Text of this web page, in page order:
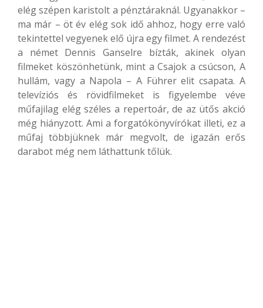
elég szépen karistolt a pénztáraknál. Ugyanakkor –
ma már – öt év elég sok idő ahhoz, hogy erre való
tekintettel vegyenek elő újra egy filmet. A rendezést
a német Dennis Ganselre bízták, akinek olyan
filmeket köszönhetünk, mint a Csajok a csúcson, A
hullám, vagy a Napola – A Führer elit csapata. A
televíziós és rövidfilmeket is figyelembe véve
műfajilag elég széles a repertoár, de az ütős akció
még hiányzott. Ami a forgatókönyvírókat illeti, ez a
műfaj többjüknek már megvolt, de igazán erős
darabot még nem láthattunk tőlük.